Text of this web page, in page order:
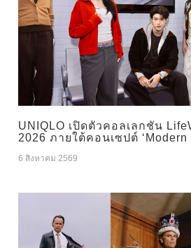
UNIQLO เปิดตัวคอลเลกชัน
2026 ภายใต้คอนเซปต์ ‘Modern
6 สิงหาคม 2569